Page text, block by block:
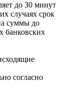
до 30 минут
случаях срок
суммы до
банковских
согласно